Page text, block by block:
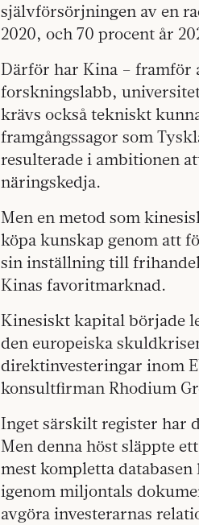
självförsörjningen av en
2020, och 70 procent år
Därför har Kina – framför
forskningslabb,
krävs också tekniskt
framgångssagor som
resulterade i ambitionen
näringskedja.
Men en metod som
köpa kunskap genom att
sin inställning till
Kinas favoritmarknad.
Kinesiskt kapital började
den europeiska
direktinvesteringar inom
konsultfirman Rhodium
Inget särskilt register har
Men denna höst släppte
mest kompletta
igenom miljontals
avgöra investerarnas